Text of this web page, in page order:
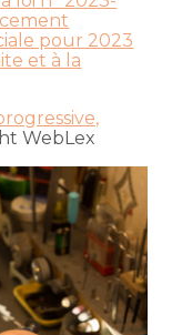
pour 2023
et à la
WebLex